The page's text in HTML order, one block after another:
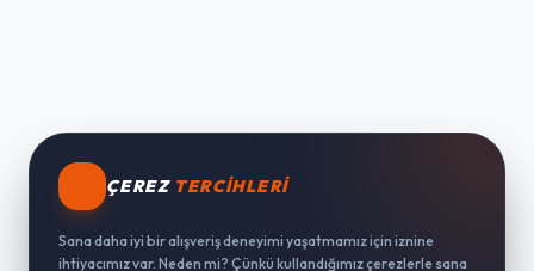
ÇEREZ TERCIHLERI
Sana daha iyi bir alışveriş deneyimi yaşatmamız için iznine
ihtiyacımız var. Neden mi? Çünkü kullandığımız çerezlerle sana